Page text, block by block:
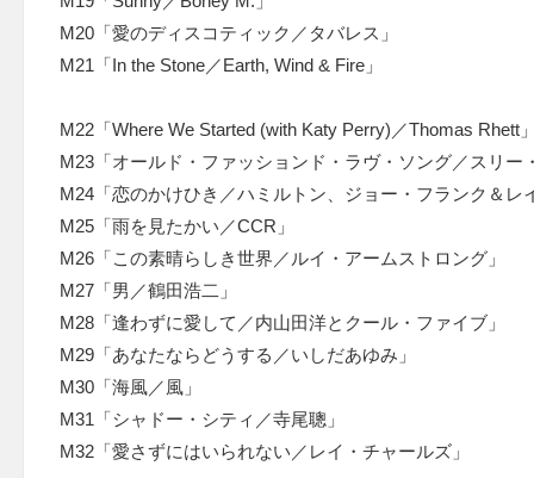
M20「愛のディスコティック／タバレス」
M21「In the Stone／Earth, Wind & Fire」
M22「Where We Started (with Katy Perry)／Thomas Rhett
M23「オールド・ファッションド・ラヴ・ソング／スリー
M24「恋のかけひき／ハミルトン、ジョー・フランク＆レ
M25「雨を見たかい／CCR」
M26「この素晴らしき世界／ルイ・アームストロング」
M27「男／鶴田浩二」
M28「逢わずに愛して／内山田洋とクール・ファイブ」
M29「あなたならどうする／いしだあゆみ」
M30「海風／風」
M31「シャドー・シティ／寺尾聰」
M32「愛さずにはいられない／レイ・チャールズ」